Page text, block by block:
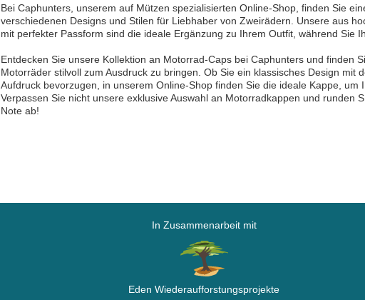
Bei Caphunters, unserem auf Mützen spezialisierten Online-Shop, finden Sie
verschiedenen Designs und Stilen für Liebhaber von Zweirädern. Unsere aus
mit perfekter Passform sind die ideale Ergänzung zu Ihrem Outfit, während Sie
Entdecken Sie unsere Kollektion an Motorrad-Caps bei Caphunters und finden
Motorräder stilvoll zum Ausdruck zu bringen. Ob Sie ein klassisches Design
Aufdruck bevorzugen, in unserem Online-Shop finden Sie die ideale Kappe, um
Verpassen Sie nicht unsere exklusive Auswahl an Motorradkappen und runden
Note ab!
In Zusammenarbeit mit
Eden Wiederaufforstungsprojekte